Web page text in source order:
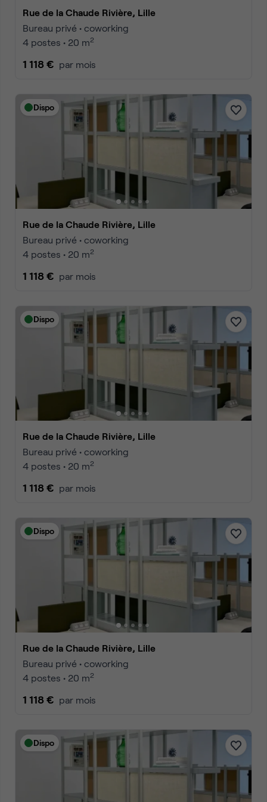
Rue de la Chaude Rivière, Lille
Bureau privé • coworking
4 postes • 20 m2
1 118 € par mois
Dispo
Rue de la Chaude Rivière, Lille
Bureau privé • coworking
4 postes • 20 m2
1 118 € par mois
Dispo
Rue de la Chaude Rivière, Lille
Bureau privé • coworking
4 postes • 20 m2
1 118 € par mois
Dispo
Rue de la Chaude Rivière, Lille
Bureau privé • coworking
4 postes • 20 m2
1 118 € par mois
Dispo